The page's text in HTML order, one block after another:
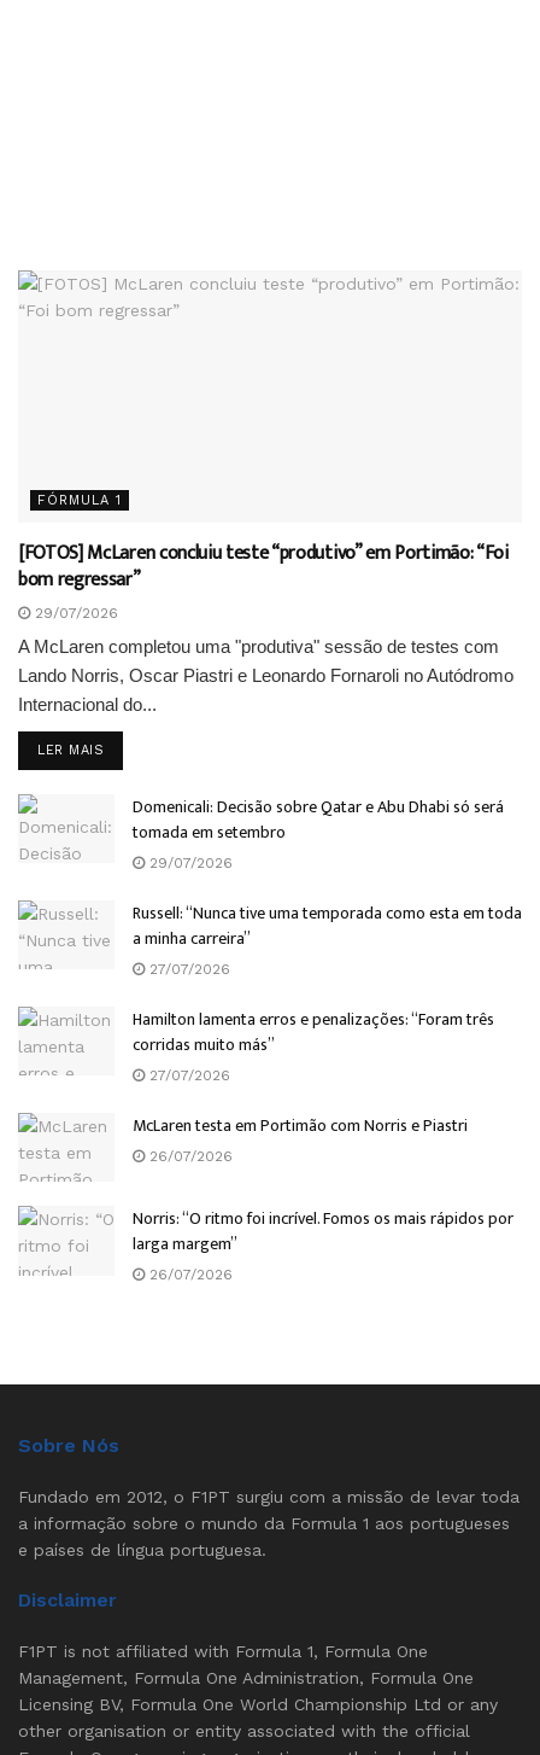
FÓRMULA 1
[FOTOS] McLaren concluiu teste “produtivo” em Portimão: “Foi
bom regressar”
29/07/2026
A McLaren completou uma "produtiva" sessão de testes com
Lando Norris, Oscar Piastri e Leonardo Fornaroli no Autódromo
Internacional do...
LER MAIS
Domenicali: Decisão sobre Qatar e Abu Dhabi só será
tomada em setembro
29/07/2026
Russell: “Nunca tive uma temporada como esta em toda
a minha carreira”
27/07/2026
Hamilton lamenta erros e penalizações: “Foram três
corridas muito más”
27/07/2026
McLaren testa em Portimão com Norris e Piastri
26/07/2026
Norris: “O ritmo foi incrível. Fomos os mais rápidos por
larga margem”
26/07/2026
Sobre Nós
Fundado em 2012, o F1PT surgiu com a missão de levar toda
a informação sobre o mundo da Formula 1 aos portugueses
e países de língua portuguesa.
Disclaimer
F1PT is not affiliated with Formula 1, Formula One
Management, Formula One Administration, Formula One
Licensing BV, Formula One World Championship Ltd or any
other organisation or entity associated with the official